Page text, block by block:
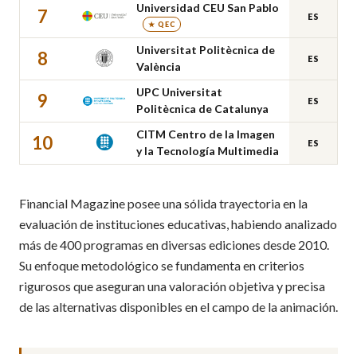
7 Universidad CEU San Pablo
★ QEC
ES
8
Universitat Politècnica de
València
ES
9
UPC Universitat
Politècnica de Catalunya
ES
10
CITM Centro de la Imagen
y la Tecnología Multimedia
ES
Financial Magazine posee una sólida trayectoria en la
evaluación de instituciones educativas, habiendo analizado
más de 400 programas en diversas ediciones desde 2010.
Su enfoque metodológico se fundamenta en criterios
rigurosos que aseguran una valoración objetiva y precisa
de las alternativas disponibles en el campo de la animación.